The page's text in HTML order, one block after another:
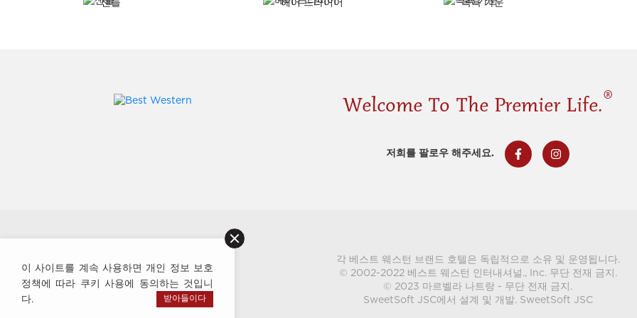
Welcome To The Premier Life.®
저희를 팔로우 해주세요.
각 베스트 웨스턴 브랜드 호텔은 독립적으로 소유 및 운영됩니다.
© 2002-2022 베스트 웨스턴 인터내셔널., Inc. 무단 전재 금지.
© 2023 마르벨라 나트랑 - 무단 전재 금지.
SweetSoft JSC에서 설계 및 개발. SweetSoft JSC
이 사이트를 계속 사용하면 개인 정보 보호
정책에 따라 쿠키 사용에 동의하는 것입니
다.
받아들이다